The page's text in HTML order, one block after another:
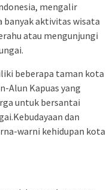
mengalir
banyak aktivitas wisata
atau mengunjungi
beberapa taman kota
Alun Kapuas yang
untuk bersantai
dan
warni kehidupan kota